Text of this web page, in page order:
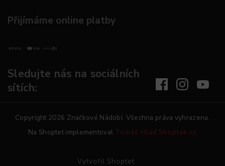
Přijímáme online platby
Sledujte nás na sociálních
sítích:
Vytvořil Shoptet
Copyright 2026 Značkové Nádobí. Všechna práva vyhrazena.
Na Shoptet implementoval Tomáš Hlad Shoptak.cz